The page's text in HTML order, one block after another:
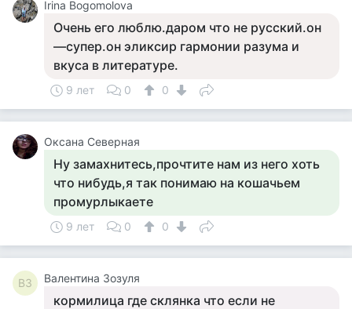
Irina Bogomolova
Очень его люблю.даром что не русский.он
—супер.он эликсир гармонии разума и
вкуса в литературе.
9 лет 0 0
Оксана Северная
Ну замахнитесь,прочтите нам из него хоть
что нибудь,я так понимаю на кошачьем
промурлыкаете
9 лет 0 0
ВЗ Валентина Зозуля
кормилица где склянка что если не